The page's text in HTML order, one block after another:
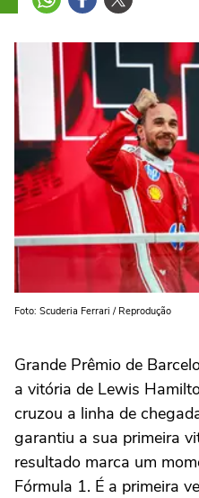
Foto: Scuderia Ferrari / Reprodução
Grande Prêmio de
a vitória de Lewis
cruzou a linha de
garantiu a sua primeira
resultado marca um
Fórmula 1. É a primeira